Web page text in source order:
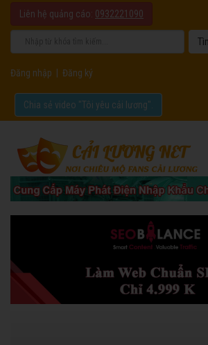
Liên hệ quảng cáo: 0932221090
Đăng nhập Đăng ký
Chia sẻ video "Tôi yêu cải lương".